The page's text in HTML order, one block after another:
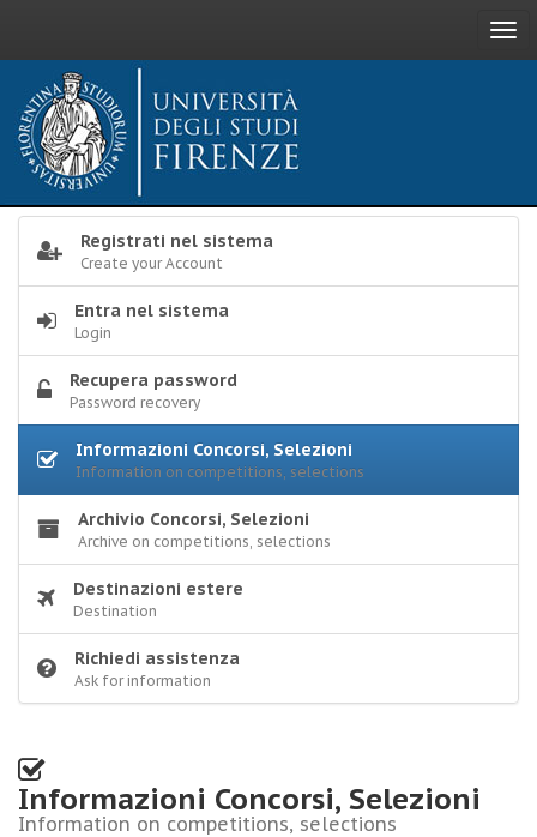
Registrati nel sistema
Create your Account
Entra nel sistema
Login
Recupera password
Password recovery
Informazioni Concorsi, Selezioni
Information on competitions, selections
Archivio Concorsi, Selezioni
Archive on competitions, selections
Destinazioni estere
Destination
Richiedi assistenza
Ask for information
Informazioni Concorsi, Selezioni
Information on competitions, selections